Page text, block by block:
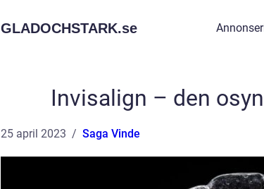
GLADOCHSTARK.se
Invisalign – den
25 april 2023 Saga Vinde